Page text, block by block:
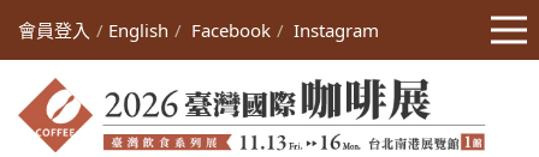
會員登入 English Facebook Instagram